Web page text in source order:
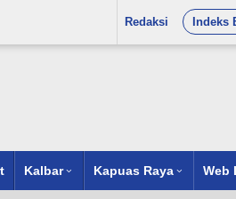
Redaksi Indeks
Kalbar Kapuas Raya Web